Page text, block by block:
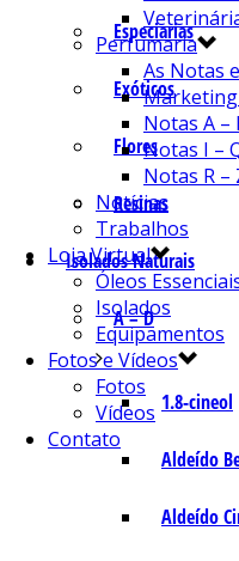
Especiarias
Exóticos
Flores
Resinas
Isolados Naturais
A – D
1.8-cineol
Aldeído
Aldeído
Perfumaria
As Notas
Notas A –
Notas I –
Notas R –
Notícias
Trabalhos
Loja Virtual
Óleos
Isolados
Equipamentos
Fotos e Vídeos
Fotos
Vídeos
Contato